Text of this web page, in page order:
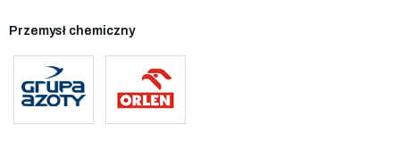
Przemysł chemiczny